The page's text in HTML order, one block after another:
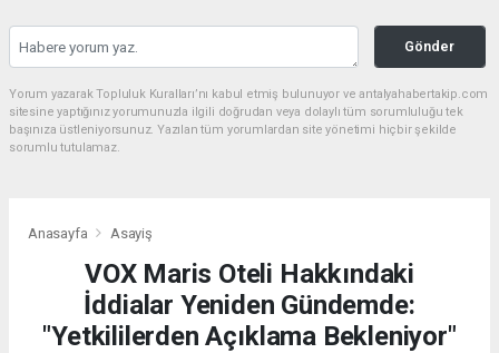
Gönder
Yorum yazarak Topluluk Kuralları’nı kabul etmiş bulunuyor ve antalyahabertakip.com
sitesine yaptığınız yorumunuzla ilgili doğrudan veya dolaylı tüm sorumluluğu tek
başınıza üstleniyorsunuz. Yazılan tüm yorumlardan site yönetimi hiçbir şekilde
sorumlu tutulamaz.
Anasayfa Asayiş
VOX Maris Oteli Hakkındaki
İddialar Yeniden Gündemde:
"Yetkililerden Açıklama Bekleniyor"